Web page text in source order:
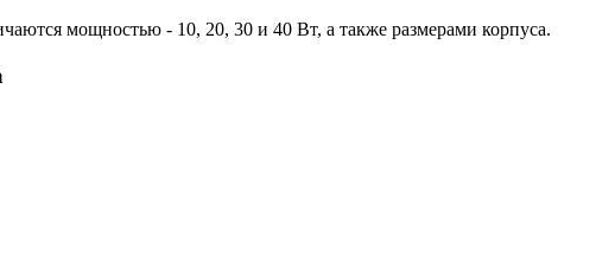
мощностью - 10, 20, 30 и 40 Вт, а также размерами корпуса.